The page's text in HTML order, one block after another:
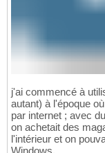
j'ai commencé à
autant) à l'époque
par internet ; avec
on achetait des
l'intérieur et on